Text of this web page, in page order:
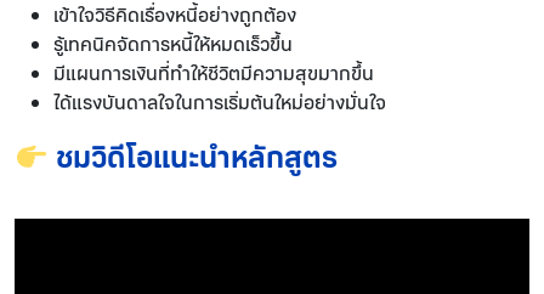
เข้าใจวิธีคิดเรื่องหนี้อย่างถูกต้อง
รู้เทคนิคจัดการหนี้ให้หมดเร็วขึ้น
มีแผนการเงินที่ทำให้ชีวิตมีความสุขมากขึ้น
ได้แรงบันดาลใจในการเริ่มต้นใหม่อย่างมั่นใจ
ชมวิดีโอแนะนำหลักสูตร